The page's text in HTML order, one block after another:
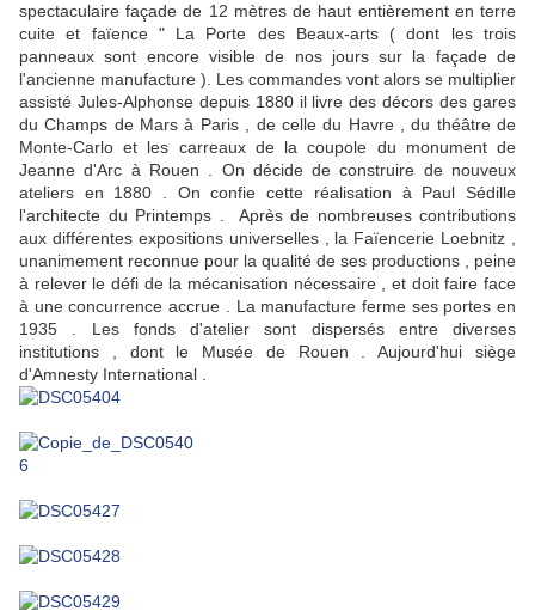
spectaculaire façade de 12 mètres de haut entièrement en terre
cuite et faïence " La Porte des Beaux-arts ( dont les trois
panneaux sont encore visible de nos jours sur la façade de
l'ancienne manufacture ). Les commandes vont alors se multiplier
assisté Jules-Alphonse depuis 1880 il livre des décors des gares
du Champs de Mars à Paris , de celle du Havre , du théâtre de
Monte-Carlo et les carreaux de la coupole du monument de
Jeanne d'Arc à Rouen . On décide de construire de nouveux
ateliers en 1880 . On confie cette réalisation à Paul Sédille
l'architecte du Printemps . Après de nombreuses contributions
aux différentes expositions universelles , la Faïencerie Loebnitz ,
unanimement reconnue pour la qualité de ses productions , peine
à relever le défi de la mécanisation nécessaire , et doit faire face
à une concurrence accrue . La manufacture ferme ses portes en
1935 . Les fonds d'atelier sont dispersés entre diverses
institutions , dont le Musée de Rouen . Aujourd'hui siège
d'Amnesty International .